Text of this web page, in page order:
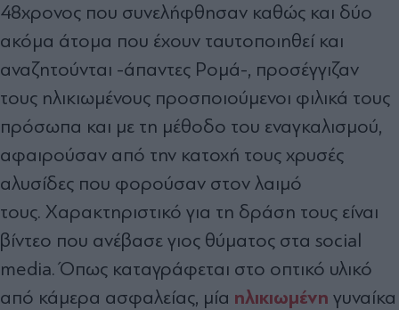
48χρονος που συνελήφθησαν καθώς και δύο
ακόμα άτομα που έχουν ταυτοποιηθεί και
αναζητούνται -άπαντες Ρομά-, προσέγγιζαν
τους ηλικιωμένους προσποιούμενοι φιλικά τους
πρόσωπα και με τη μέθοδο του εναγκαλισμού,
αφαιρούσαν από την κατοχή τους χρυσές
αλυσίδες που φορούσαν στον λαιμό
τους. Χαρακτηριστικό για τη δράση τους είναι
βίντεο που ανέβασε γιος θύματος στα social
media. Όπως καταγράφεται στο οπτικό υλικό
από κάμερα ασφαλείας, μία ηλικιωμένη γυναίκα